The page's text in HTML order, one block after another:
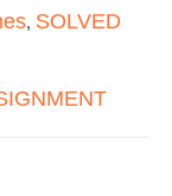
, SOLVED